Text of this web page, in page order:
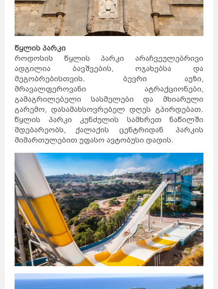
წყლის პარკი
როდოსის წყლის პარკი არაჩვეულებრივი
ადგილია ბავშვების, ოჯახებსა და
მეგობრებისთვის. ბევრი აუზი,
მრავალფეროვანი ატრაქციონები,
გამაგრილებელი სასმელები და მხიარული
გარემო, დასამახსოვრებელ დღეს გპირდებათ.
წყლის პარკი კუნძულის სამხრეთ ნაწილში
მდებარეობს, ქალაქის ცენტრიდან პარკის
მიმართულებით უფასო ავტობუსი დადის.